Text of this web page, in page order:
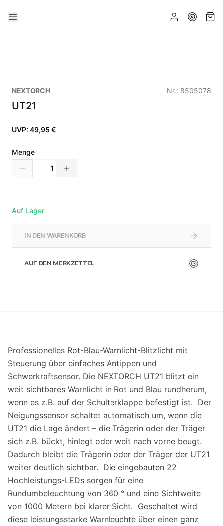
NEXTORCH Nr.: 8505078
UT21
UVP: 49,95 €
Menge
Auf Lager
IN DEN WARENKORB
AUF DEN MERKZETTEL
Professionelles Rot-Blau-Warnlicht-Blitzlicht mit
Steuerung über einfaches Antippen und
Schwerkraftsensor. Die NEXTORCH UT21 blitzt ein
weit sichtbares Warnlicht in Rot und Blau rundherum,
wenn es z.B. auf der Schulterklappe befestigt ist. Der
Neigungssensor schaltet automatisch um, wenn die
UT21 die Lage ändert – die Trägerin oder der Träger
sich z.B. bückt, hinlegt oder weit nach vorne beugt.
Dadurch bleibt die Trägerin oder der Träger der UT21
weiter deutlich sichtbar. Die eingebauten 22
Hochleistungs-LEDs sorgen für eine
Rundumbeleuchtung von 360 ° und eine Sichtweite
von 1000 Metern bei klarer Sicht. Geschaltet wird
diese leistungsstarke Warnleuchte über einen ganz